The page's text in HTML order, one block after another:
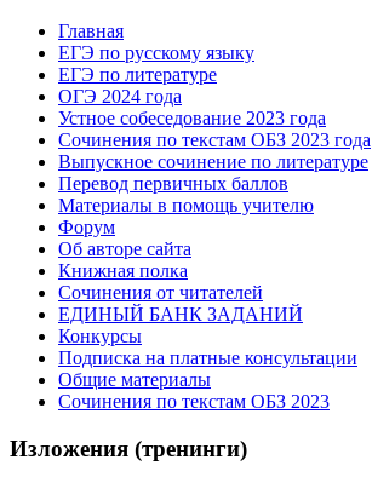
Главная
ЕГЭ по русскому языку
ЕГЭ по литературе
ОГЭ 2024 года
Устное собеседование 2023 года
Сочинения по текстам ОБЗ 2023 года
Выпускное сочинение по литературе
Перевод первичных баллов
Материалы в помощь учителю
Форум
Об авторе сайта
Книжная полка
Cочинения от читателей
ЕДИНЫЙ БАНК ЗАДАНИЙ
Конкурсы
Подписка на платные консультации
Общие материалы
Сочинения по текстам ОБЗ 2023
Изложения (тренинги)